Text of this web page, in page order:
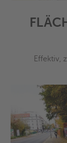
Effektiv,